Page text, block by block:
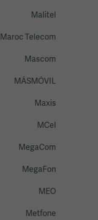
Malitel
Maroc Telecom
Mascom
MÁSMÓVIL
Maxis
MCel
MegaCom
MegaFon
MEO
Metfone